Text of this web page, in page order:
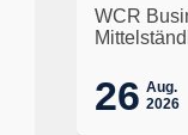
WCR
26 Aug.
2026